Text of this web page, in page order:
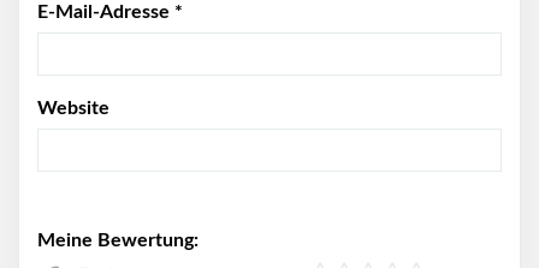
E-Mail-Adresse *
Website
Meine Bewertung: